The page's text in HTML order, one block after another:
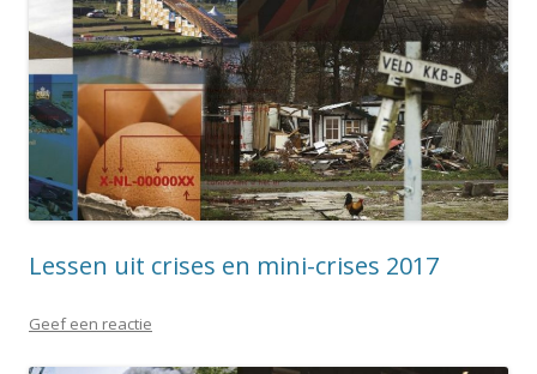
Lessen uit crises en mini-crises 2017
Geef een reactie